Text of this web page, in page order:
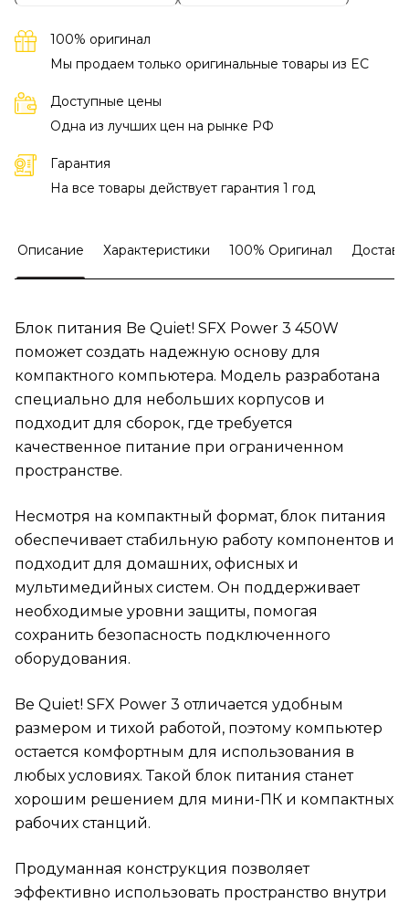
100% оригинал
Мы продаем только оригинальные товары из EC
Доступные цены
Одна из лучших цен на рынке РФ
Гарантия
На все товары действует гарантия 1 год
Описание Характеристики 100% Оригинал
Блок питания Be Quiet! SFX Power 3 450W
поможет создать надежную основу для
компактного компьютера. Модель разработана
специально для небольших корпусов и
подходит для сборок, где требуется
качественное питание при ограниченном
пространстве.
Несмотря на компактный формат, блок питания
обеспечивает стабильную работу компонентов и
подходит для домашних, офисных и
мультимедийных систем. Он поддерживает
необходимые уровни защиты, помогая
сохранить безопасность подключенного
оборудования.
Be Quiet! SFX Power 3 отличается удобным
размером и тихой работой, поэтому компьютер
остается комфортным для использования в
любых условиях. Такой блок питания станет
хорошим решением для мини-ПК и компактных
рабочих станций.
Продуманная конструкция позволяет
эффективно использовать пространство внутри